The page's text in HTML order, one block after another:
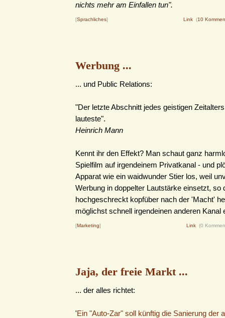
nichts mehr am Einfallen tun".
[Sprachliches] Link (10
Werbung ...
... und Public Relations:
"Der letzte Abschnitt jedes geistigen
lauteste".
Heinrich Mann
Kennt ihr den Effekt? Man schaut ganz
Spielfilm auf irgendeinem Privatkanal - und
Apparat wie ein waidwunder Stier los, weil
Werbung in doppelter Lautstärke einsetzt, so
hochgeschreckt kopfüber nach der 'Macht'
möglichst schnell irgendeinen anderen Kanal
[Marketing] Link (0
Jaja, der freie Markt ...
... der alles richtet:
'Ein "Auto-Zar" soll künftig die Sanierung der